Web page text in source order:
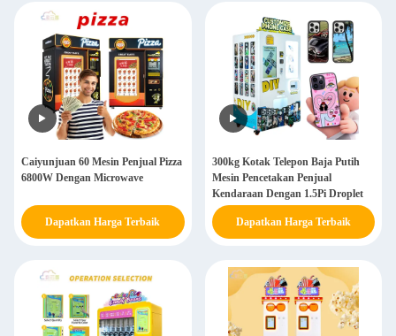
Caiyunjuan 60 Mesin Penjual Pizza
6800W Dengan Microwave
Dapatkan Harga Terbaik
300kg Kotak Telepon Baja Putih
Mesin Pencetakan Penjual
Kendaraan Dengan 1.5Pi Droplet
Dapatkan Harga Terbaik